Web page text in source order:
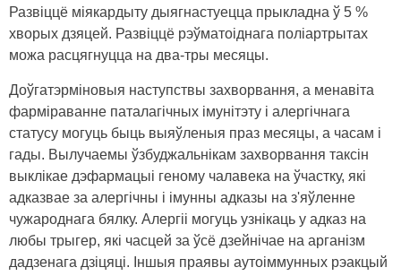
Развіццё міякардыту дыягнастуецца прыкладна ў 5 %
хворых дзяцей. Развіццё рэўматоіднага поліартрытах
можа расцягнуцца на два-тры месяцы.
Доўгатэрміновыя наступствы захворвання, а менавіта
фарміраванне паталагічных імунітэту і алергічнага
статусу могуць быць выяўленыя праз месяцы, а часам і
гады. Вылучаемы ўзбуджальнікам захворвання таксін
выклікае дэфармацыі геному чалавека на ўчастку, які
адказвае за алергічны і імунны адказы на з'яўленне
чужароднага бялку. Алергіі могуць узнікаць у адказ на
любы трыгер, які часцей за ўсё дзейнічае на арганізм
дадзенага дзіцяці. Іншыя праявы аутоіммунных рэакцый